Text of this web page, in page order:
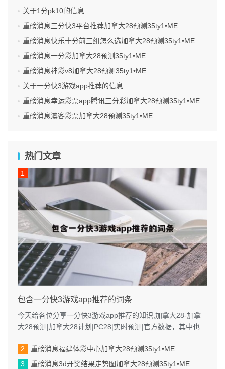
关于1分pk10的信息
重磅消息三分快3平台推荐加拿大28预测35ty1 •ME
重磅消息快乐十分前三组怎么选加拿大28预测35ty1 •ME
重磅消息一分彩加拿大28预测35ty1 •ME
重磅消息神彩v8加拿大28预测35ty1 •ME
关于一分快3游戏app推荐的信息
重磅消息幸运彩票app腾讯三分彩加拿大28预测35ty1 •ME
重磅消息澳客彩票加拿大28预测35ty1 •ME
热门文章
包含一分快3游戏app推荐的词条
今天给各位分享一分快3游戏app推荐的知识,加拿大28-加拿
大28预测|加拿大28计划|PC28|实时预测|官方数据，其中也会
重磅消息福建体彩中心加拿大28预测35ty1 •ME
重磅消息3d开奖结果走势图加拿大28预测35ty1 •ME